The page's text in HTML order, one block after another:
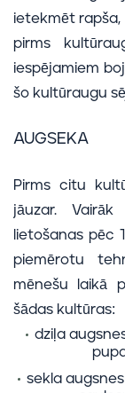
ietekmēt rapša,
pirms
iespējamiem
šo kultūraugu
AUGSEKA
Pirms citu
jāuzar.
lietošanas pēc
piemērotu
mēnešu laikā
šādas kultūras:
dziļa
sekla